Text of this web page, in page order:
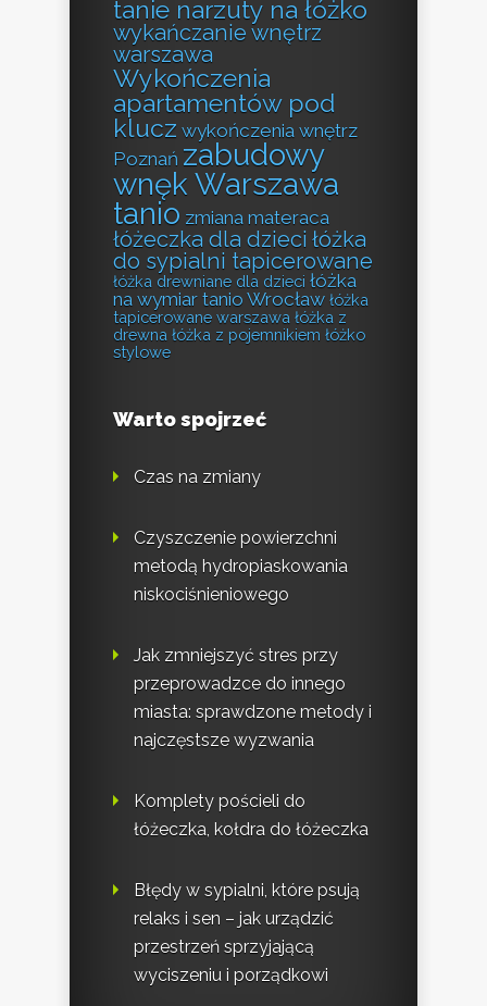
tanie narzuty na łóżko
wykańczanie wnętrz
warszawa
Wykończenia
apartamentów pod
klucz wykończenia wnętrz
Poznań zabudowy
wnęk Warszawa
tanio zmiana materaca
łóżeczka dla dzieci łóżka
do sypialni tapicerowane
łóżka drewniane dla dzieci łóżka
na wymiar tanio Wrocław łóżka
tapicerowane warszawa łóżka z
drewna łóżka z pojemnikiem łóżko
stylowe
Warto spojrzeć
Czas na zmiany
Czyszczenie powierzchni
metodą hydropiaskowania
niskociśnieniowego
Jak zmniejszyć stres przy
przeprowadzce do innego
miasta: sprawdzone metody i
najczęstsze wyzwania
Komplety pościeli do
łóżeczka, kołdra do łóżeczka
Błędy w sypialni, które psują
relaks i sen – jak urządzić
przestrzeń sprzyjającą
wyciszeniu i porządkowi